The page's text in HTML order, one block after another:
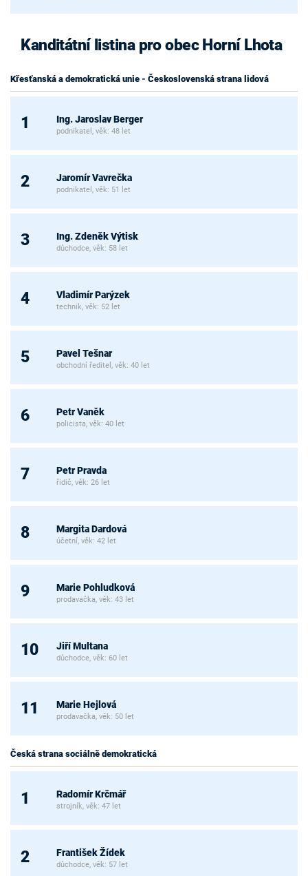
Kanditátní listina pro obec Horní Lhota
Křesťanská a demokratická unie - Československá strana lidová
1 Ing. Jaroslav Berger
podnikatel, věk: 48 let
2 Jaromír Vavrečka
podnikatel, věk: 51 let
3 Ing. Zdeněk Výtisk
důchodce, věk: 58 let
4 Vladimír Parýzek
technik, věk: 52 let
5 Pavel Tešnar
obchodní ředitel, věk: 40 let
6 Petr Vaněk
policista, věk: 40 let
7 Petr Pravda
řidič, věk: 26 let
8 Margita Dardová
účetní, věk: 42 let
9 Marie Pohludková
prodavačka, věk: 43 let
10 Jiří Multana
důchodce, věk: 60 let
11 Marie Hejlová
prodavačka, věk: 50 let
Česká strana sociálně demokratická
1 Radomír Krčmář
strojník, věk: 47 let
2 František Žídek
důchodce, věk: 57 let